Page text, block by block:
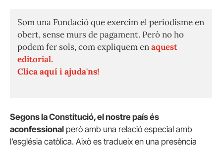
Som una Fundació que exercim el periodisme en
obert, sense murs de pagament. Però no ho
podem fer sols, com expliquem enaquest
editorial.
Clica aquí i ajuda'ns!
Segons la Constitució, el nostre país és
aconfessional però amb una relació especial amb
l’església catòlica. Això es tradueix en una presència